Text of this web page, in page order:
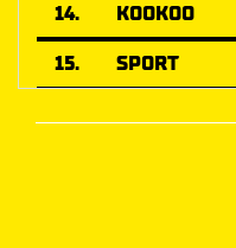
14.
KOOKOO
15.
SPORT